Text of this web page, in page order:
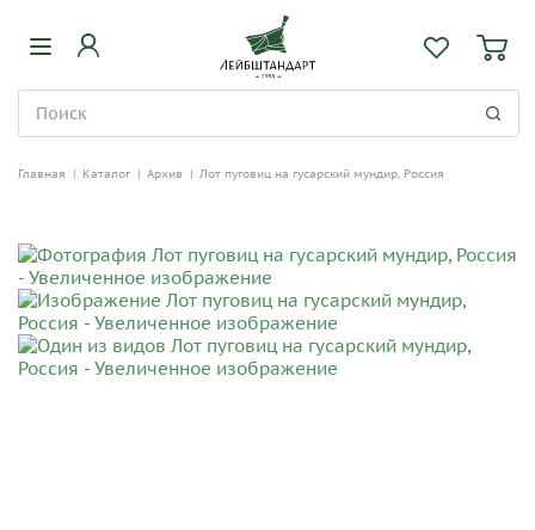
Главная | Каталог | Архив | Лот пуговиц на гусарский мундир, Россия